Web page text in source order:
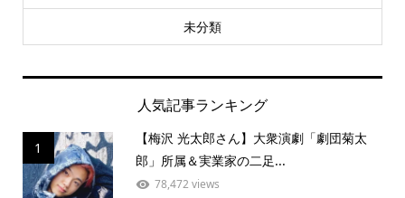
未分類
人気記事ランキング
1
【梅沢 光太郎さん】大衆演劇「劇団菊太
郎」所属＆実業家の二足...
78,472 views